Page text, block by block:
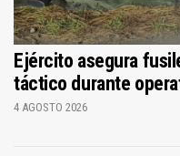
Ejército asegura
táctico durante
4 AGOSTO 2026